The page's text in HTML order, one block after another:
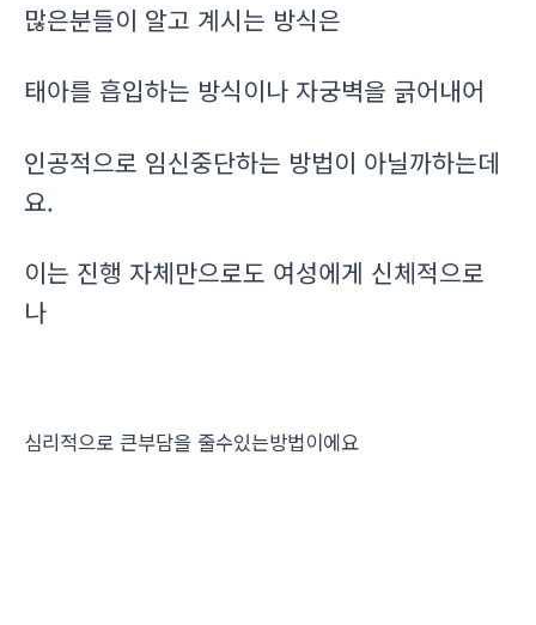
많은분들이 알고 계시는 방식은
태아를 흡입하는 방식이나 자궁벽을 긁어내어
인공적으로 임신중단하는 방법이 아닐까하는데
요.
이는 진행 자체만으로도 여성에게 신체적으로
나
심리적으로 큰부담을 줄수있는방법이에요